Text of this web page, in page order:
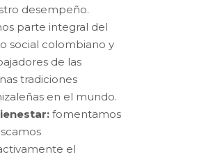
desempeño.
parte integral del
social colombiano y
de las
tradiciones
en el mundo.
fomentamos
el